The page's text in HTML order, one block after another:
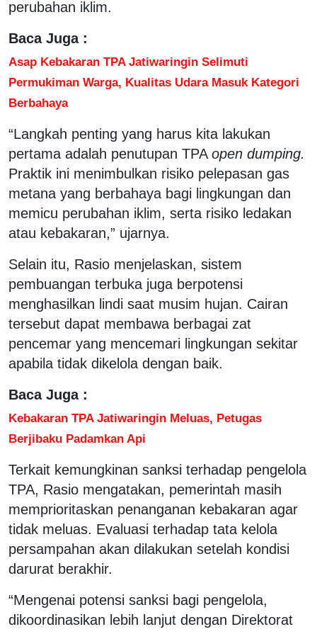
perubahan iklim.
Baca Juga :
Asap Kebakaran TPA Jatiwaringin Selimuti
Permukiman Warga, Kualitas Udara Masuk Kategori
Berbahaya
“Langkah penting yang harus kita lakukan
pertama adalah penutupan TPA open dumping.
Praktik ini menimbulkan risiko pelepasan gas
metana yang berbahaya bagi lingkungan dan
memicu perubahan iklim, serta risiko ledakan
atau kebakaran,” ujarnya.
Selain itu, Rasio menjelaskan, sistem
pembuangan terbuka juga berpotensi
menghasilkan lindi saat musim hujan. Cairan
tersebut dapat membawa berbagai zat
pencemar yang mencemari lingkungan sekitar
apabila tidak dikelola dengan baik.
Baca Juga :
Kebakaran TPA Jatiwaringin Meluas, Petugas
Berjibaku Padamkan Api
Terkait kemungkinan sanksi terhadap pengelola
TPA, Rasio mengatakan, pemerintah masih
memprioritaskan penanganan kebakaran agar
tidak meluas. Evaluasi terhadap tata kelola
persampahan akan dilakukan setelah kondisi
darurat berakhir.
“Mengenai potensi sanksi bagi pengelola,
dikoordinasikan lebih lanjut dengan Direktorat